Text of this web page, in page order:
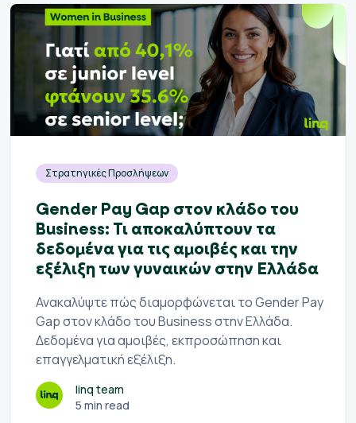
Στρατηγικές Προσλήψεων
Gender Pay Gap στον κλάδο του
Business: Τι αποκαλύπτουν τα
δεδομένα για τις αμοιβές και την
εξέλιξη των γυναικών στην Ελλάδα
Ανακαλύψτε πώς διαμορφώνεται το Gender Pay
Gap στον κλάδο του Business στην Ελλάδα.
Δεδομένα για αμοιβές, εκπροσώπηση και
επαγγελματική εξέλιξη.
linq team
5 min read